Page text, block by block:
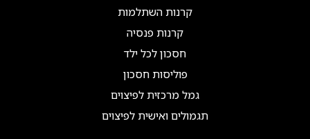
קרנות השתלמות
קרנות פנסיה
חסכון לכל ילד
פוליסות חסכון
גמל מרכזית לפיצוים
תגמולים ואישית לפיצוים